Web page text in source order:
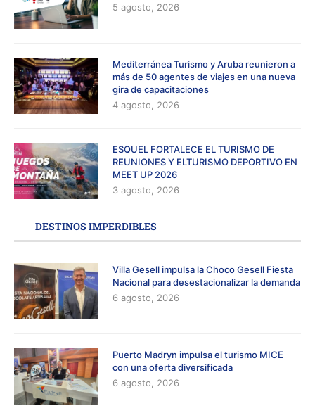
5 agosto, 2026
Mediterránea Turismo y Aruba reunieron a
más de 50 agentes de viajes en una nueva
gira de capacitaciones
4 agosto, 2026
ESQUEL FORTALECE EL TURISMO DE
REUNIONES Y ELTURISMO DEPORTIVO EN
MEET UP 2026
3 agosto, 2026
DESTINOS IMPERDIBLES
Villa Gesell impulsa la Choco Gesell Fiesta
Nacional para desestacionalizar la demanda
6 agosto, 2026
Puerto Madryn impulsa el turismo MICE
con una oferta diversificada
6 agosto, 2026